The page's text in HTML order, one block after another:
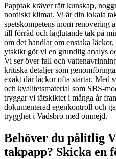
Papptak kräver rätt kunskap,
nordiskt klimat. Vi är din lokala
spetskompetens inom renovering
till förråd och låglutande tak på
om det handlar om enstaka
ytskikt gör vi en grundlig analys
Vi ser över fall och
kritiska detaljer som
exakt där läckor ofta startar. Med
och kvalitetsmaterial som SBS-
tryggar vi tätskiktet i många år
dokumenterad egenkontroll och
trygghet i Vadsbro med omnejd.
Behöver du pålitlig
takpapp? Skicka en